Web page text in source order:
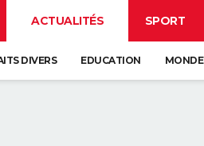
ACTUALITÉS SPORT
DIVERS EDUCATION MONDE